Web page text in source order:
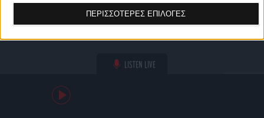
κουμπί "Απορρήτου" στο κάτω μέρος της ιστοσελίδας.
ΠΕΡΙΣΣΟΤΕΡΕΣ ΕΠΙΛΟΓΕΣ
LISTEN LIVE